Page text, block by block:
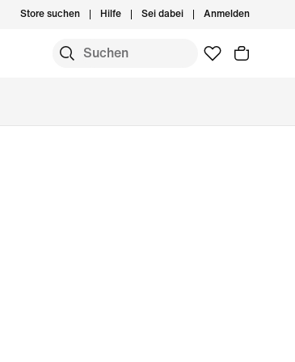
Store suchen Hilfe Sei dabei Anmelden